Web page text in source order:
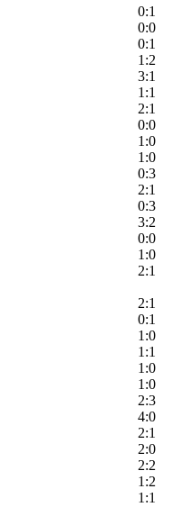
0:1
0:0
0:1
1:2
3:1
1:1
2:1
0:0
1:0
1:0
0:3
2:1
0:3
3:2
0:0
1:0
2:1
2:1
0:1
1:0
1:1
1:0
1:0
2:3
4:0
2:1
2:0
2:2
1:2
1:1